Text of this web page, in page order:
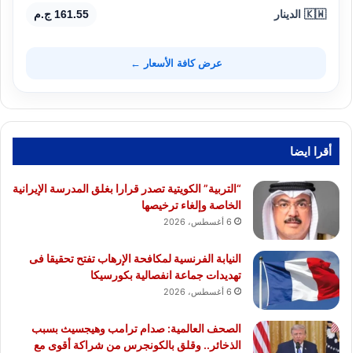
🇰🇼 الدينار 161.55 ج.م
عرض كافة الأسعار ←
أقرا ايضا
“التربية” الكويتية تصدر قرارا بغلق المدرسة الإيرانية
الخاصة وإلغاء ترخيصها
6 أغسطس، 2026
النيابة الفرنسية لمكافحة الإرهاب تفتح تحقيقا فى
تهديدات جماعة انفصالية بكورسيكا
6 أغسطس، 2026
الصحف العالمية: صدام ترامب وهيجسيث بسبب
الذخائر.. وقلق بالكونجرس من شراكة أقوى مع